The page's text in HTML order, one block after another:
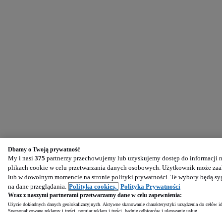
Dbamy o Twoją prywatność
My i nasi 375 partnerzy przechowujemy lub uzyskujemy dostęp do
plikach cookie w celu przetwarzania danych osobowych. Użytkownik może
lub w dowolnym momencie na stronie polityki prywatności. Te wybory będą
na dane przeglądania. Polityka cookies, Polityka Prywatności
Wraz z naszymi partnerami przetwarzamy dane w celu zapewnienia:
Użycie dokładnych danych geolokalizacyjnych. Aktywne skanowanie charakterystyki urządzenia do
Spersonalizowane reklamy i treści, pomiar reklam i treści, badnie odbiorców i ulepszanie usług.